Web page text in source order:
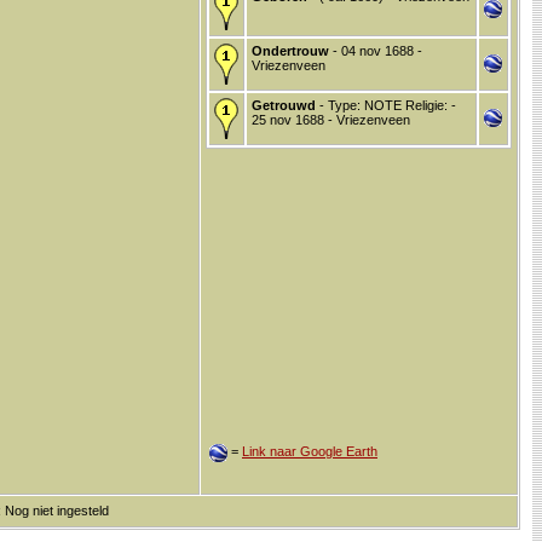
Ondertrouw - 04 nov 1688 -
Vriezenveen
Getrouwd - Type: NOTE Religie: -
25 nov 1688 - Vriezenveen
= Link naar Google Earth
: Nog niet ingesteld